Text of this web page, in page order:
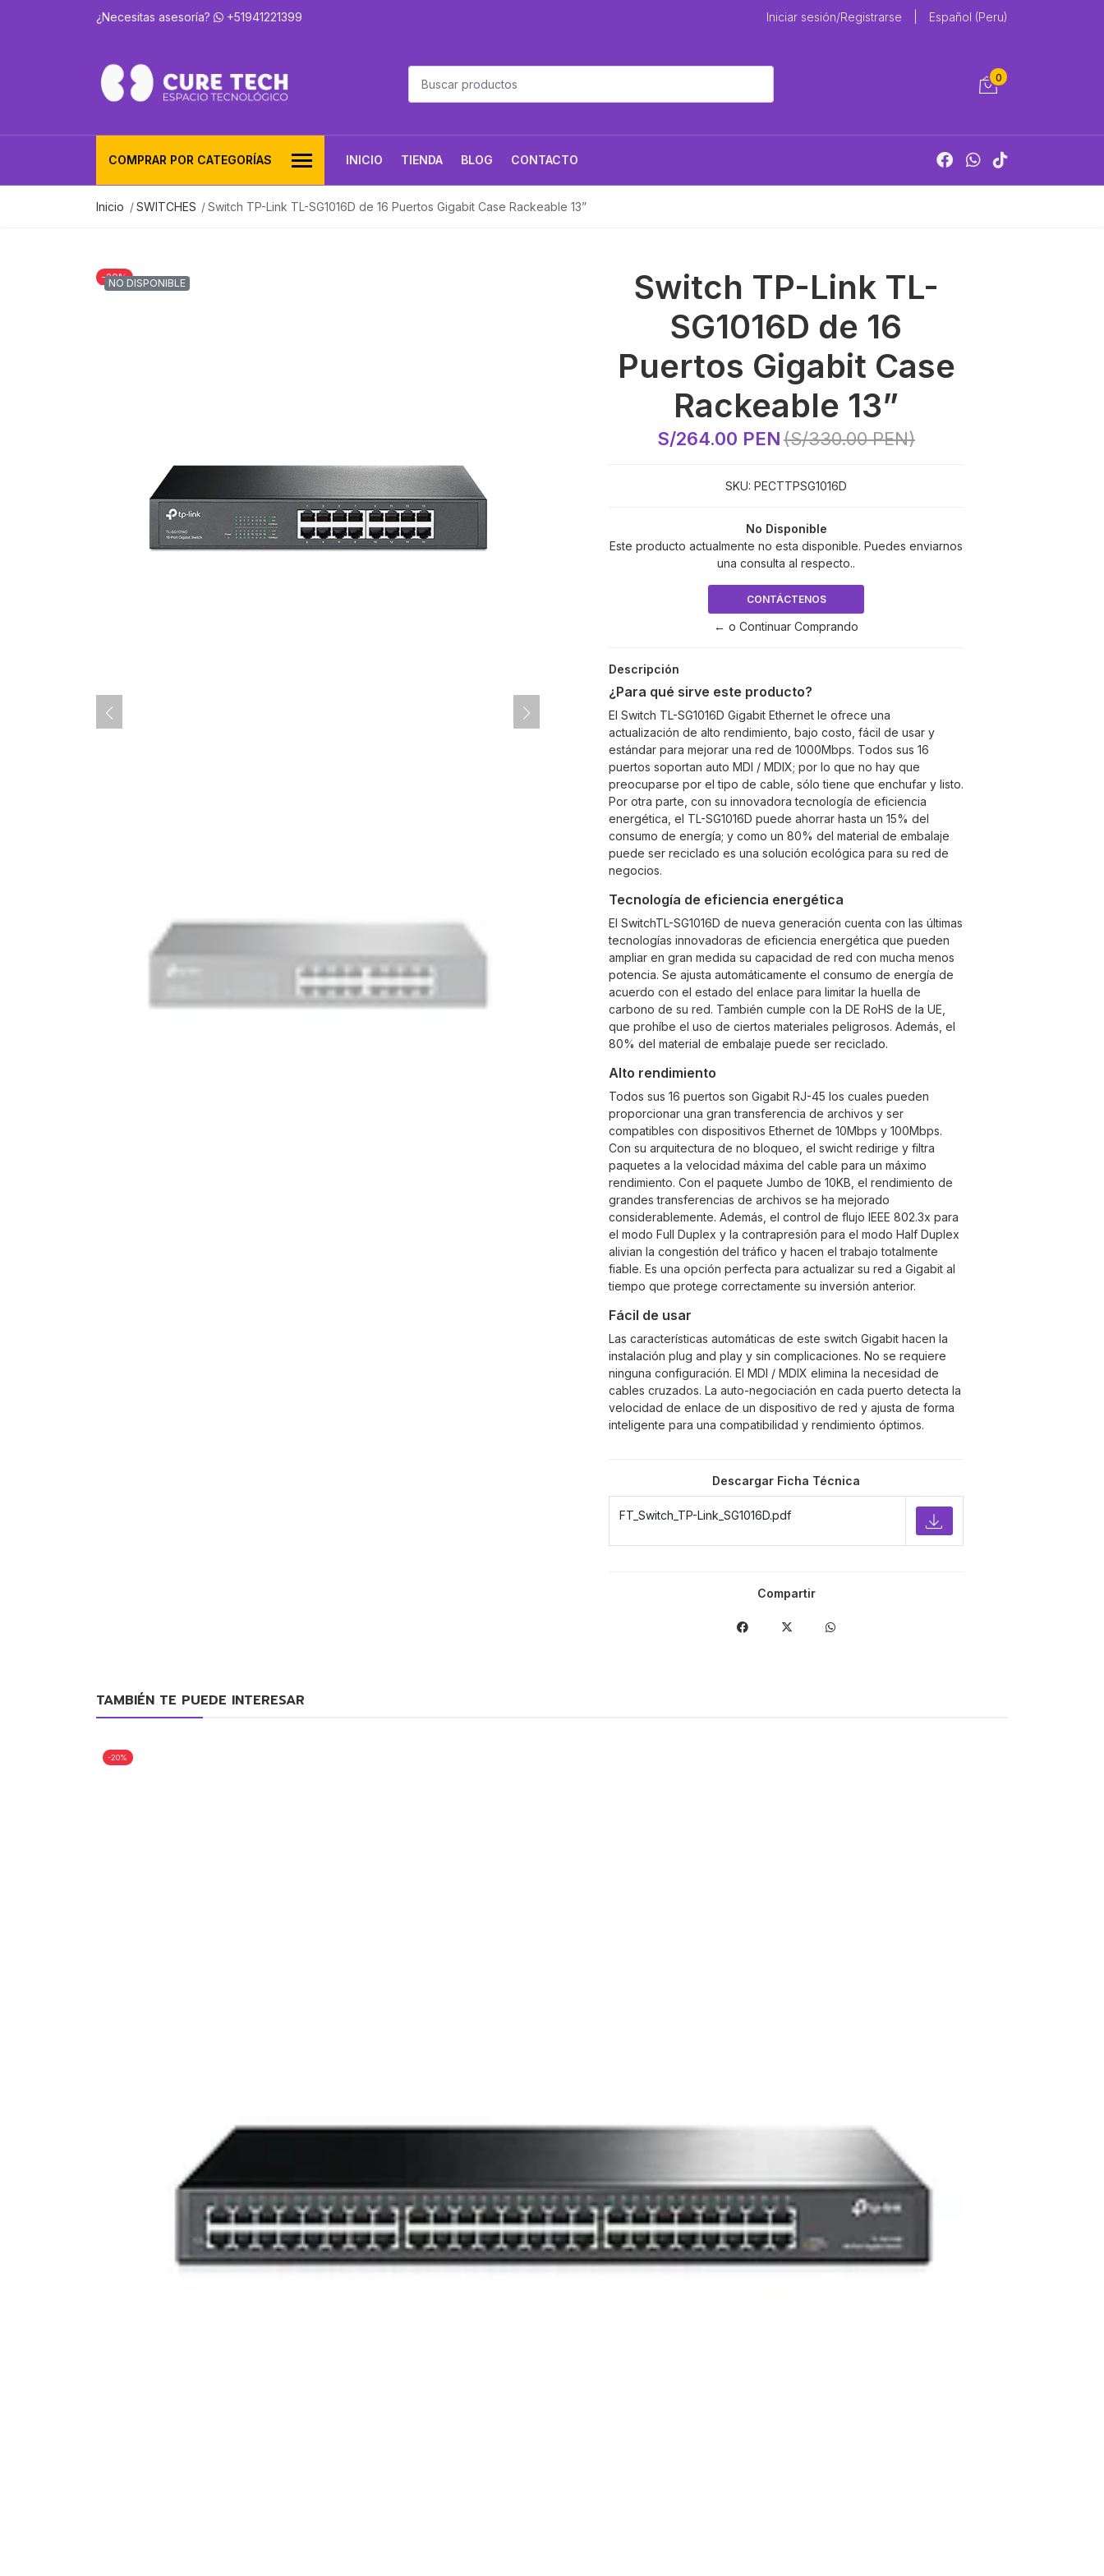
¿Necesitas asesoría? +51941221399 Iniciar sesión/Registrarse Español (Peru)
0
COMPRAR POR CATEGORÍAS INICIO TIENDA BLOG CONTACTO
Inicio SWITCHES Switch TP-Link TL-SG1016D de 16 Puertos Gigabit Case Rackeable 13”
NO DISPONIBLE
-20%
Switch TP-Link TL-
SG1016D de 16
Puertos Gigabit Case
Rackeable 13”
S/264.00 PEN(S/330.00 PEN)
SKU: PECTTPSG1016D
No Disponible
Este producto actualmente no esta disponible. Puedes enviarnos
una consulta al respecto..
CONTÁCTENOS
← o Continuar Comprando
Descripción
¿Para qué sirve este producto?
El Switch TL-SG1016D Gigabit Ethernet le ofrece una
actualización de alto rendimiento, bajo costo, fácil de usar y
estándar para mejorar una red de 1000Mbps. Todos sus 16
puertos soportan auto MDI / MDIX; por lo que no hay que
preocuparse por el tipo de cable, sólo tiene que enchufar y listo.
Por otra parte, con su innovadora tecnología de eficiencia
energética, el TL-SG1016D puede ahorrar hasta un 15% del
consumo de energía; y como un 80% del material de embalaje
puede ser reciclado es una solución ecológica para su red de
negocios.
Tecnología de eficiencia energética
El SwitchTL-SG1016D de nueva generación cuenta con las últimas
tecnologías innovadoras de eficiencia energética que pueden
ampliar en gran medida su capacidad de red con mucha menos
potencia. Se ajusta automáticamente el consumo de energía de
acuerdo con el estado del enlace para limitar la huella de
carbono de su red. También cumple con la DE RoHS de la UE,
que prohíbe el uso de ciertos materiales peligrosos. Además, el
80% del material de embalaje puede ser reciclado.
Alto rendimiento
Todos sus 16 puertos son Gigabit RJ-45 los cuales pueden
proporcionar una gran transferencia de archivos y ser
compatibles con dispositivos Ethernet de 10Mbps y 100Mbps.
Con su arquitectura de no bloqueo, el swicht redirige y filtra
paquetes a la velocidad máxima del cable para un máximo
rendimiento. Con el paquete Jumbo de 10KB, el rendimiento de
grandes transferencias de archivos se ha mejorado
considerablemente. Además, el control de flujo IEEE 802.3x para
el modo Full Duplex y la contrapresión para el modo Half Duplex
alivian la congestión del tráfico y hacen el trabajo totalmente
fiable. Es una opción perfecta para actualizar su red a Gigabit al
tiempo que protege correctamente su inversión anterior.
Fácil de usar
Las características automáticas de este switch Gigabit hacen la
instalación plug and play y sin complicaciones. No se requiere
ninguna configuración. El MDI / MDIX elimina la necesidad de
cables cruzados. La auto-negociación en cada puerto detecta la
velocidad de enlace de un dispositivo de red y ajusta de forma
inteligente para una compatibilidad y rendimiento óptimos.
Descargar Ficha Técnica
FT_Switch_TP-Link_SG1016D.pdf
Compartir
TAMBIÉN TE PUEDE INTERESAR
-20%